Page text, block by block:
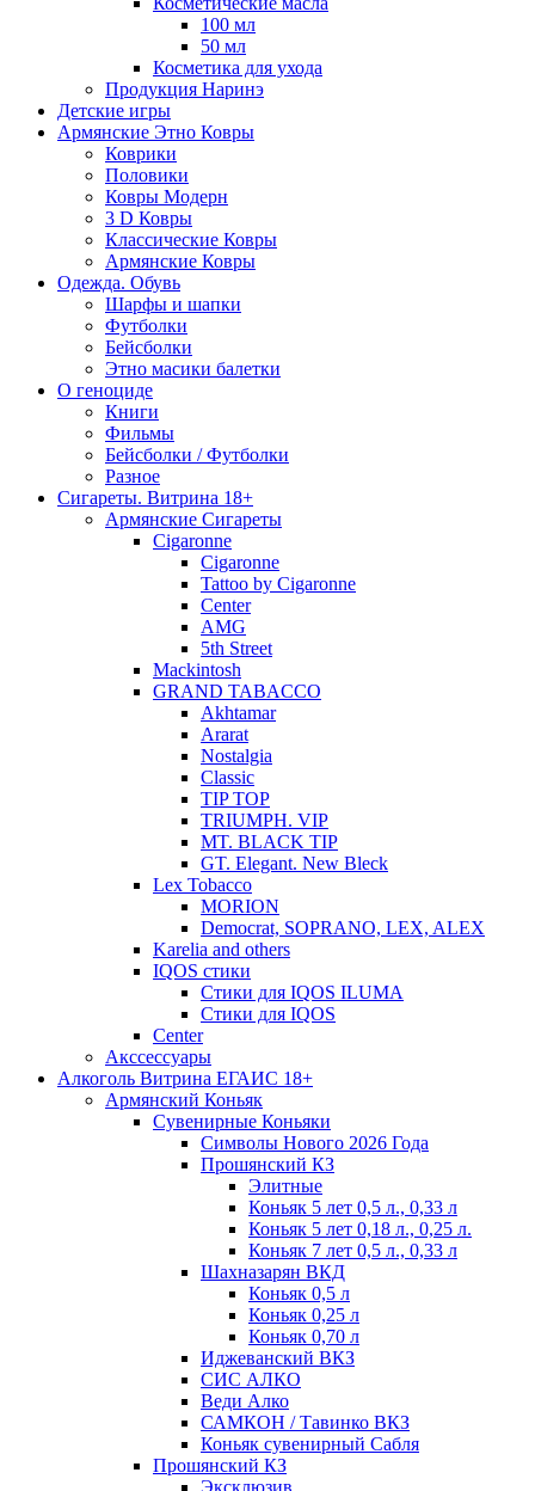
100 мл
50 мл
Косметика для ухода
Продукция Наринэ
Детские игры
Армянские Этно Ковры
Коврики
Половики
Ковры Модерн
3 D Ковры
Классические Ковры
Армянские Ковры
Одежда. Обувь
Шарфы и шапки
Футболки
Бейсболки
Этно масики балетки
О геноциде
Книги
Фильмы
Бейсболки / Футболки
Разное
Сигареты. Витрина 18+
Армянские Сигареты
Cigaronne
Cigaronne
Tattoo by Cigaronne
Center
AMG
5th Street
Mackintosh
GRAND TABACCO
Akhtamar
Ararat
Nostalgia
Classic
TIP TOP
TRIUMPH. VIP
MT. BLACK TIP
GT. Elegant. New Bleck
Lex Tobacco
MORION
Democrat, SOPRANO, LEX, ALEX
Karelia and others
IQOS стики
Стики для IQOS ILUMA
Стики для IQOS
Сenter
Акссессуары
Алкоголь Витрина ЕГАИС 18+
Армянский Коньяк
Сувенирные Коньяки
Символы Нового 2026 Года
Прошянский КЗ
Элитные
Коньяк 5 лет 0,5 л., 0,33 л
Коньяк 5 лет 0,18 л., 0,25 л.
Коньяк 7 лет 0,5 л., 0,33 л
Шахназарян ВКД
Коньяк 0,5 л
Коньяк 0,25 л
Коньяк 0,70 л
Иджеванский ВКЗ
СИС АЛКО
Веди Алко
САМКОН / Тавинко ВКЗ
Коньяк сувенирный Сабля
Прошянский КЗ
Эксклюзив